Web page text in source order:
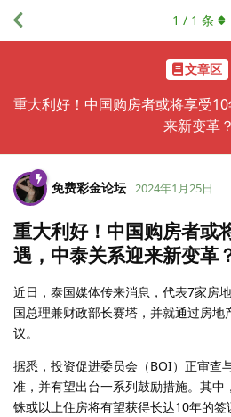
文章区
重大利好！中国购房者或将享受
来新变革？
1 / 1 条
免费彩金论坛 2024年1月25日
重大利好！中国购房者或
遇，中泰关系迎来新变革
近日，泰国媒体传来消息，代表7家房
国总理兼财政部长赛塔，并就通过房
议。
据悉，投资促进委员会（BOI）正审查
准，并有望出台一系列鼓励措施。其
铢或以上住房将有望获得长达10年的